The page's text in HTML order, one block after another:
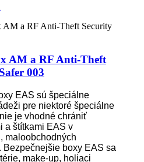
AM a RF Anti-Theft
003
EAS sú špeciálne
pre niektoré špeciálne
je vhodné chrániť
a štítkami EAS v
maloobchodných
Bezpečnejšie boxy EAS sa
make-up, holiaci